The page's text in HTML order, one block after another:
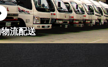
流配送
的自有物流系統。